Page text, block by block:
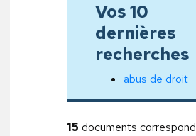
Vos 10
dernières
recherches
abus de droit
15 documents